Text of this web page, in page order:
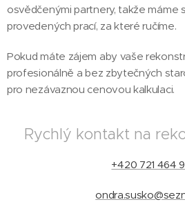
osvědčenými partnery, takže máme
provedených prací, za které ručíme.
Pokud máte zájem aby vaše
profesionálně a bez zbytečných
pro nezávaznou cenovou kalkulaci.
Rychlý kontakt na
+420 721 464